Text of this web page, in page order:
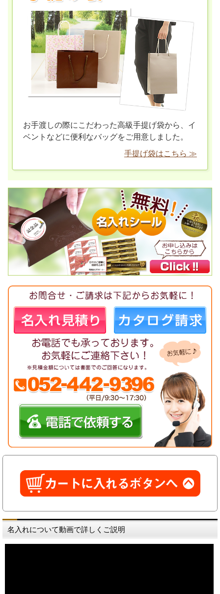
お手渡しの際にこだわった高級手提げ袋から、イ
ベントなどに便利なバッグをご用意しました。
手提げ袋はこちら ≫
名入れについて動画で詳しくご説明